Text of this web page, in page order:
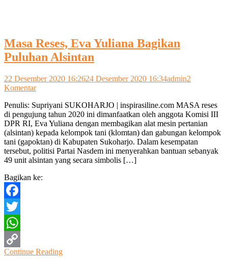
Masa Reses, Eva Yuliana Bagikan
Puluhan Alsintan
22 Desember 2020 16:2624 Desember 2020 16:34admin2
Komentarpada
Reses,
Eva
Yuliana
Bagikan
Puluhan
Alsintan
Penulis: Supriyani SUKOHARJO | inspirasiline.com MASA reses
di pengujung tahun 2020 ini dimanfaatkan oleh anggota Komisi III
DPR RI, Eva Yuliana dengan membagikan alat mesin pertanian
(alsintan) kepada kelompok tani (klomtan) dan gabungan kelompok
tani (gapoktan) di Kabupaten Sukoharjo. Dalam kesempatan
tersebut, politisi Partai Nasdem ini menyerahkan bantuan sebanyak
49 unit alsintan yang secara simbolis […]
Bagikan ke:
Facebook
Twitter
WhatsApp
Copy
Continue Reading